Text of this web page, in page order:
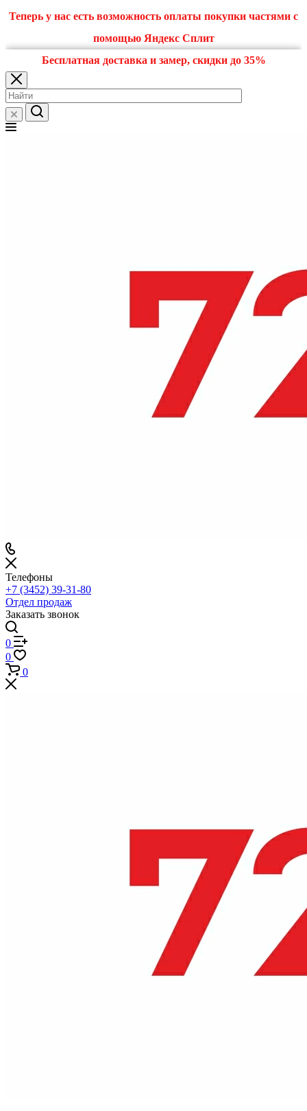
Теперь у нас есть возможность оплаты покупки частями с
помощью Яндекс Сплит
Бесплатная доставка и замер, скидки до 35%
Телефоны
+7 (3452) 39-31-80
Отдел продаж
Заказать звонок
0
0
0